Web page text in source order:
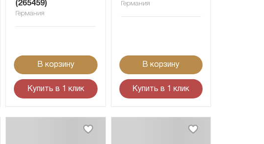
(265459)
Германия
В корзину
Купить в 1 клик
Германия
В корзину
Купить в 1 клик